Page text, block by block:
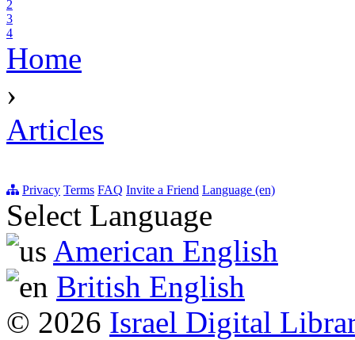
2
3
4
Home
›
Articles
Privacy Terms FAQ Invite a Friend Language (en)
Select Language
American English
British English
© 2026 Israel Digital